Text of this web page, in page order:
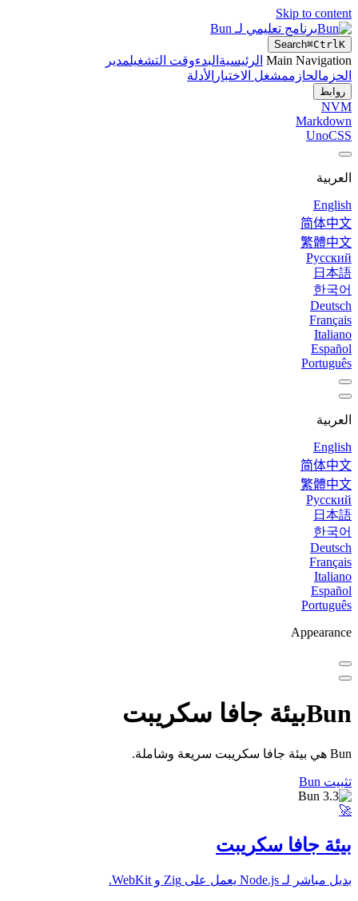
Skip to content
برنامج تعليمي لـ Bun
Search⌘CtrlK
Main Navigation الرئيسية البدءوقت التشغيلمدير
الحزمالحازممشغل الاختبار الأدلة
روابط
NVM
Markdown
UnoCSS
العربية
English
简体中文
繁體中文
Русский
日本語
한국어
Deutsch
Français
Italiano
Español
Português
العربية
English
简体中文
繁體中文
Русский
日本語
한국어
Deutsch
Français
Italiano
Español
Português
Appearance
Bunبيئة جافا سكريبت
Bun هي بيئة جافا سكريبت سريعة وشاملة.
تثبيت Bun
🚀
بيئة جافا سكريبت
بديل مباشر لـ Node.js يعمل على Zig و WebKit.